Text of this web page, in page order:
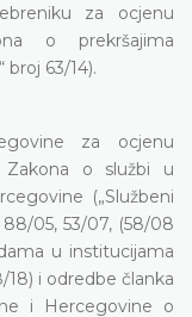
za ocjenu
o prekršajima
broj 63/14).
za ocjenu
Zakona o službi u
(„Službeni
05, 53/07, (58/08
u institucijama
18) i odredbe članka
i Hercegovine o